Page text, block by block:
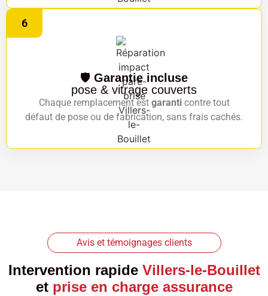
6
🛡️ Garantie incluse
pose & vitrage couverts
Chaque remplacement est garanticontre tout
défaut de pose ou de fabrication, sans frais cachés.
Avis et témoignages clients
Intervention rapide Villers-le-Bouillet
et prise en charge assurance